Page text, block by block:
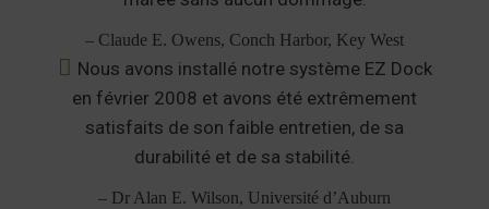
– Claude E. Owens, Conch Harbor, Key West
Nous avons installé notre système EZ Dock
en février 2008 et avons été extrêmement
satisfaits de son faible entretien, de sa
durabilité et de sa stabilité.
– Dr Alan E. Wilson, Université d’Auburn